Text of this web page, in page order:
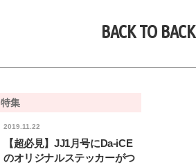
BACK TO BACK
特集
2019.11.22
【超必見】JJ1月号にDa-iCE
のオリジナルステッカーがつ